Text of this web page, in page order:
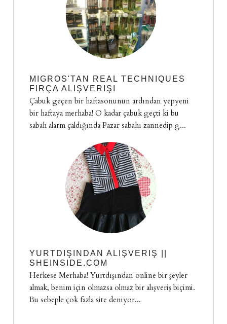
MIGROS'TAN REAL TECHNIQUES
FIRÇA ALIŞVERIŞI
Çabuk geçen bir haftasonunun ardından yepyeni
bir haftaya merhaba! O kadar çabuk geçti ki bu
sabah alarm çaldığında Pazar sabahı zannedip g...
YURTDIŞINDAN ALIŞVERIŞ ||
SHEINSIDE.COM
Herkese Merhaba! Yurtdışından online bir şeyler
almak, benim için olmazsa olmaz bir alışveriş biçimi.
Bu sebeple çok fazla site deniyor...